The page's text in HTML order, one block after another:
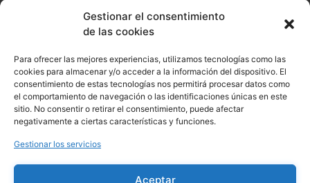
Gestionar el consentimiento
de las cookies
Para ofrecer las mejores experiencias, utilizamos tecnologías como las
cookies para almacenar y/o acceder a la información del dispositivo. El
consentimiento de estas tecnologías nos permitirá procesar datos como
el comportamiento de navegación o las identificaciones únicas en este
sitio. No consentir o retirar el consentimiento, puede afectar
negativamente a ciertas características y funciones.
Gestionar los servicios
Aceptar